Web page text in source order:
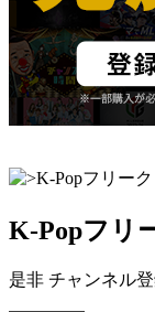
K-Popフリ
是非 チャンネル